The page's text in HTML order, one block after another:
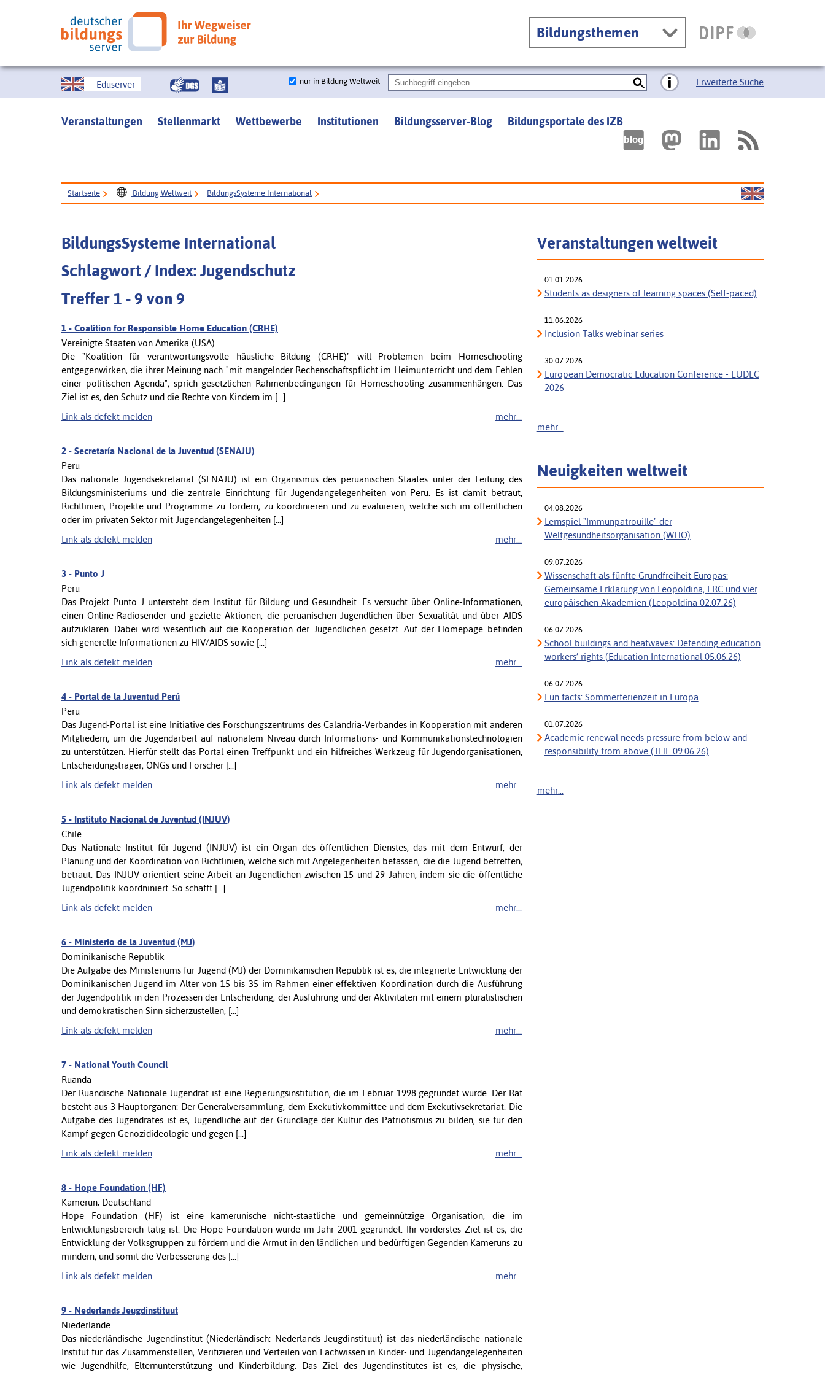
Bildungsthemen
Eduserver nur in Bildung Weltweit Erweiterte Suche
Veranstaltungen Stellenmarkt Wettbewerbe Institutionen Bildungsserver-Blog Bildungsportale des IZB
Startseite Bildung Weltweit BildungsSysteme International
BildungsSysteme International
Schlagwort / Index: Jugendschutz
Treffer 1 - 9 von 9
1 - Coalition for Responsible Home Education (CRHE)
Vereinigte Staaten von Amerika (USA)
Die "Koalition für verantwortungsvolle häusliche Bildung (CRHE)" will Problemen beim Homeschooling
entgegenwirken, die ihrer Meinung nach "mit mangelnder Rechenschaftspflicht im Heimunterricht und dem Fehlen
einer politischen Agenda", sprich gesetzlichen Rahmenbedingungen für Homeschooling zusammenhängen. Das
Ziel ist es, den Schutz und die Rechte von Kindern im [...]
mehr...
Link als defekt melden
2 - Secretaría Nacional de la Juventud (SENAJU)
Peru
Das nationale Jugendsekretariat (SENAJU) ist ein Organismus des peruanischen Staates unter der Leitung des
Bildungsministeriums und die zentrale Einrichtung für Jugendangelegenheiten von Peru. Es ist damit betraut,
Richtlinien, Projekte und Programme zu fördern, zu koordinieren und zu evaluieren, welche sich im öffentlichen
oder im privaten Sektor mit Jugendangelegenheiten [...]
mehr...
Link als defekt melden
3 - Punto J
Peru
Das Projekt Punto J untersteht dem Institut für Bildung und Gesundheit. Es versucht über Online-Informationen,
einen Online-Radiosender und gezielte Aktionen, die peruanischen Jugendlichen über Sexualität und über AIDS
aufzuklären. Dabei wird wesentlich auf die Kooperation der Jugendlichen gesetzt. Auf der Homepage befinden
sich generelle Informationen zu HIV/AIDS sowie [...]
mehr...
Link als defekt melden
4 - Portal de la Juventud Perú
Peru
Das Jugend-Portal ist eine Initiative des Forschungszentrums des Calandria-Verbandes in Kooperation mit anderen
Mitgliedern, um die Jugendarbeit auf nationalem Niveau durch Informations- und Kommunikationstechnologien
zu unterstützen. Hierfür stellt das Portal einen Treffpunkt und ein hilfreiches Werkzeug für Jugendorganisationen,
Entscheidungsträger, ONGs und Forscher [...]
mehr...
Link als defekt melden
5 - Instituto Nacional de Juventud (INJUV)
Chile
Das Nationale Institut für Jugend (INJUV) ist ein Organ des öffentlichen Dienstes, das mit dem Entwurf, der
Planung und der Koordination von Richtlinien, welche sich mit Angelegenheiten befassen, die die Jugend betreffen,
betraut. Das INJUV orientiert seine Arbeit an Jugendlichen zwischen 15 und 29 Jahren, indem sie die öffentliche
Jugendpolitik koordniniert. So schafft [...]
mehr...
Link als defekt melden
6 - Ministerio de la Juventud (MJ)
Dominikanische Republik
Die Aufgabe des Ministeriums für Jugend (MJ) der Dominikanischen Republik ist es, die integrierte Entwicklung der
Dominikanischen Jugend im Alter von 15 bis 35 im Rahmen einer effektiven Koordination durch die Ausführung
der Jugendpolitik in den Prozessen der Entscheidung, der Ausführung und der Aktivitäten mit einem pluralistischen
und demokratischen Sinn sicherzustellen, [...]
mehr...
Link als defekt melden
7 - National Youth Council
Ruanda
Der Ruandische Nationale Jugendrat ist eine Regierungsinstitution, die im Februar 1998 gegründet wurde. Der Rat
besteht aus 3 Hauptorganen: Der Generalversammlung, dem Exekutivkommittee und dem Exekutivsekretariat. Die
Aufgabe des Jugendrates ist es, Jugendliche auf der Grundlage der Kultur des Patriotismus zu bilden, sie für den
Kampf gegen Genozidideologie und gegen [...]
mehr...
Link als defekt melden
8 - Hope Foundation (HF)
Kamerun; Deutschland
Hope Foundation (HF) ist eine kamerunische nicht-staatliche und gemeinnützige Organisation, die im
Entwicklungsbereich tätig ist. Die Hope Foundation wurde im Jahr 2001 gegründet. Ihr vorderstes Ziel ist es, die
Entwicklung der Volksgruppen zu fördern und die Armut in den ländlichen und bedürftigen Gegenden Kameruns zu
mindern, und somit die Verbesserung des [...]
mehr...
Link als defekt melden
9 - Nederlands Jeugdinstituut
Niederlande
Das niederländische Jugendinstitut (Niederländisch: Nederlands Jeugdinstituut) ist das niederländische nationale
Institut für das Zusammenstellen, Verifizieren und Verteilen von Fachwissen in Kinder- und Jugendangelegenheiten
wie Jugendhilfe, Elternunterstützung und Kinderbildung. Das Ziel des Jugendinstitutes ist es, die physische,
Veranstaltungen weltweit
01.01.2026
Students as designers of learning spaces (Self-paced)
11.06.2026
Inclusion Talks webinar series
30.07.2026
European Democratic Education Conference - EUDEC
2026
mehr...
Neuigkeiten weltweit
04.08.2026
Lernspiel "Immunpatrouille" der
Weltgesundheitsorganisation (WHO)
09.07.2026
Wissenschaft als fünfte Grundfreiheit Europas:
Gemeinsame Erklärung von Leopoldina, ERC und vier
europäischen Akademien (Leopoldina 02.07.26)
06.07.2026
School buildings and heatwaves: Defending education
workers’ rights (Education International 05.06.26)
06.07.2026
Fun facts: Sommerferienzeit in Europa
01.07.2026
Academic renewal needs pressure from below and
responsibility from above (THE 09.06.26)
mehr...